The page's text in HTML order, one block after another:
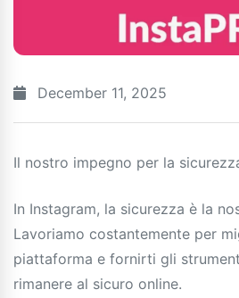
December 11, 2025
Il nostro impegno per la
In Instagram, la sicurezza è la
Lavoriamo costantemente per
piattaforma e fornirti gli
rimanere al sicuro online.